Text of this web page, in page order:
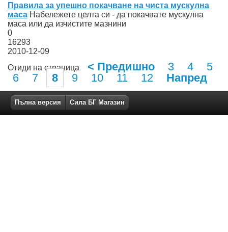
Правила за упешно покачване на чиста мускулна
маса Набележете целта си - да покачвате мускулна
маса или да изчистите мазнини
0
16293
2010-12-09
Отиди на страница
< Предишно 3 4
5
6
7 8 9 10 11 12 Напред
Пълна версия Сила БГ Магазин